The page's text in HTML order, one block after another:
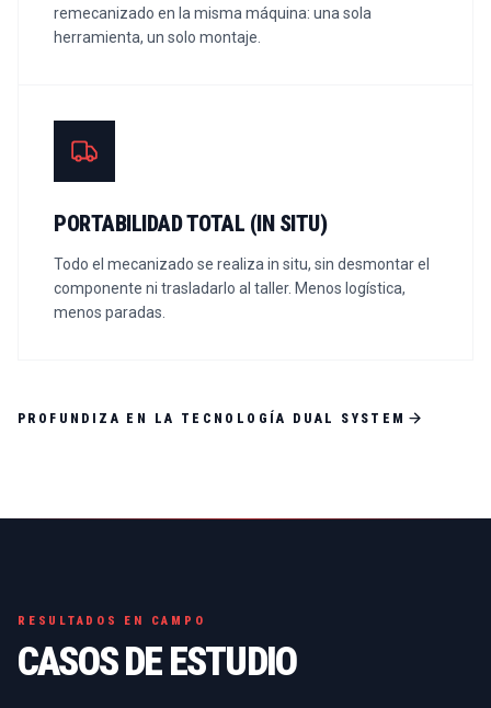
remecanizado en la misma máquina: una sola
herramienta, un solo montaje.
PORTABILIDAD TOTAL (IN SITU)
Todo el mecanizado se realiza in situ, sin desmontar el
componente ni trasladarlo al taller. Menos logística,
menos paradas.
PROFUNDIZA EN LA TECNOLOGÍA DUAL SYSTEM
RESULTADOS EN CAMPO
CASOS DE ESTUDIO